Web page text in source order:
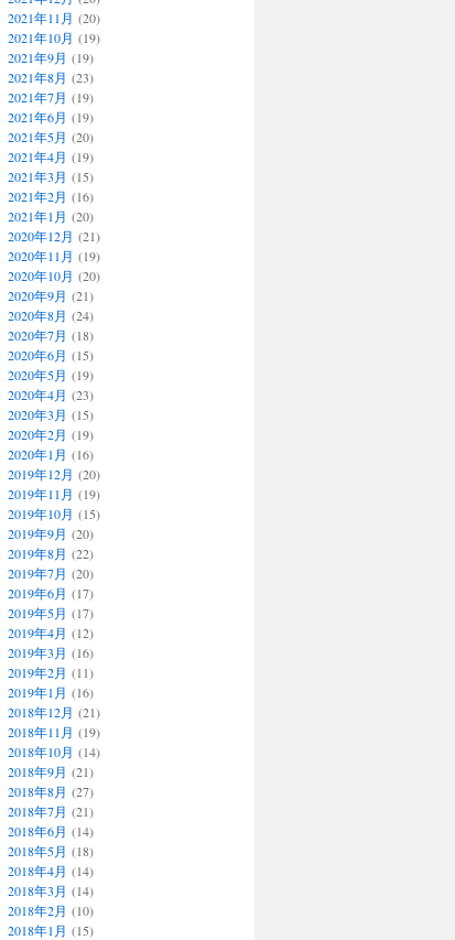
2021年11月 (20)
2021年10月 (19)
2021年9月 (19)
2021年8月 (23)
2021年7月 (19)
2021年6月 (19)
2021年5月 (20)
2021年4月 (19)
2021年3月 (15)
2021年2月 (16)
2021年1月 (20)
2020年12月 (21)
2020年11月 (19)
2020年10月 (20)
2020年9月 (21)
2020年8月 (24)
2020年7月 (18)
2020年6月 (15)
2020年5月 (19)
2020年4月 (23)
2020年3月 (15)
2020年2月 (19)
2020年1月 (16)
2019年12月 (20)
2019年11月 (19)
2019年10月 (15)
2019年9月 (20)
2019年8月 (22)
2019年7月 (20)
2019年6月 (17)
2019年5月 (17)
2019年4月 (12)
2019年3月 (16)
2019年2月 (11)
2019年1月 (16)
2018年12月 (21)
2018年11月 (19)
2018年10月 (14)
2018年9月 (21)
2018年8月 (27)
2018年7月 (21)
2018年6月 (14)
2018年5月 (18)
2018年4月 (14)
2018年3月 (14)
2018年2月 (10)
2018年1月 (15)